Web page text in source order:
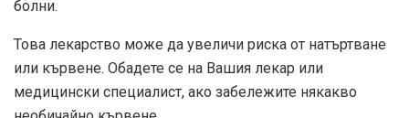
болни.
Това лекарство може да увеличи риска от натъртване
или кървене. Обадете се на Вашия лекар или
медицински специалист, ако забележите някакво